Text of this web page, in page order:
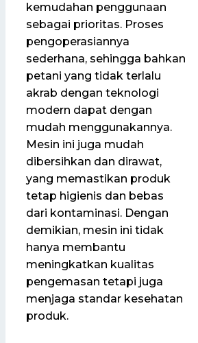
kemudahan penggunaan
sebagai prioritas. Proses
pengoperasiannya
sederhana, sehingga bahkan
petani yang tidak terlalu
akrab dengan teknologi
modern dapat dengan
mudah menggunakannya.
Mesin ini juga mudah
dibersihkan dan dirawat,
yang memastikan produk
tetap higienis dan bebas
dari kontaminasi. Dengan
demikian, mesin ini tidak
hanya membantu
meningkatkan kualitas
pengemasan tetapi juga
menjaga standar kesehatan
produk.